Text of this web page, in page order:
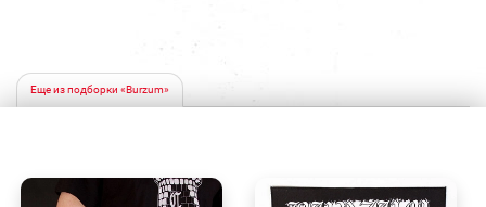
Еще из подборки «Burzum»